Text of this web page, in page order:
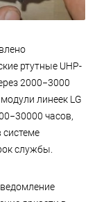
ртутные UHP-
2000−3000
линеек LG
часов,
системе
службы.